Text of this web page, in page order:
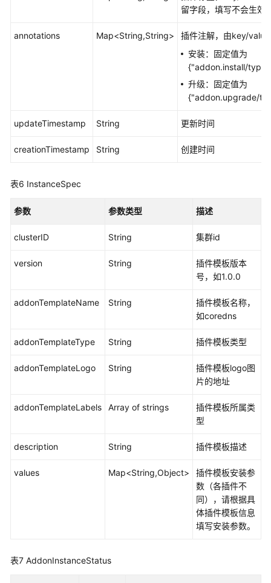
域）
域）
API
必
API
览
何
API
留字段，填写不会生效
annotations Map<String,String>
插件注解，由key/
安装：固定值为
{"addon.install/
升级：固定值为
{"addon.upgrade/
updateTimestamp String 更新时间
creationTimestamp String 创建时间
表6 InstanceSpec
参数 参数类型 描述
clusterID String 集群id
version String
插件模板版本
号，如1.0.0
addonTemplateName String
插件模板名称，
如coredns
addonTemplateType String 插件模板类型
addonTemplateLogo String
插件模板logo图
片的地址
addonTemplateLabels Array of strings
插件模板所属类
型
description String 插件模板描述
values Map<String,Object>
插件模板安装参
数（各插件不
同），请根据具
体插件模板信息
填写安装参数。
表7 AddonInstanceStatus